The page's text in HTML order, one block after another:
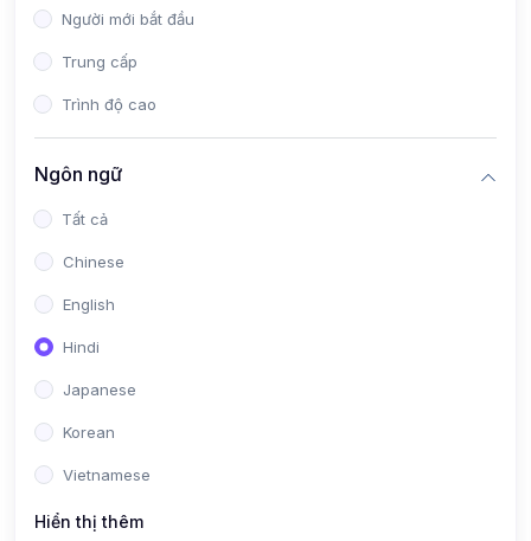
Người mới bắt đầu
Trung cấp
Trình độ cao
Ngôn ngữ
Tất cả
Chinese
English
Hindi
Japanese
Korean
Vietnamese
Hiển thị thêm